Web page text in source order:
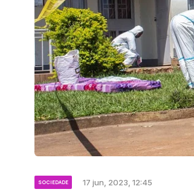
SOCIEDADE 17 jun, 2023, 12:45